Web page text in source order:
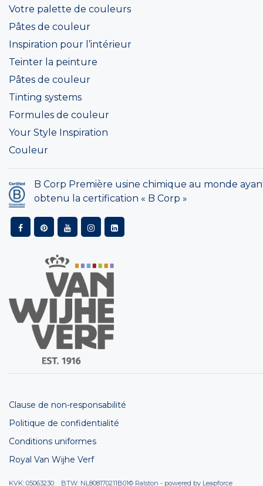
Votre palette de couleurs
Pâtes de couleur
Inspiration pour l’intérieur
Teinter la peinture
Pâtes de couleur
Tinting systems
Formules de couleur
Your Style Inspiration
Couleur
B Corp Première usine chimique au monde
obtenu la certification « B Corp »
Clause de non-responsabilité
Politique de confidentialité
Conditions uniformes
Royal Van Wijhe Verf
KVK: 05063230 BTW: NL808170211B01© Ralston - powered by Leapforce